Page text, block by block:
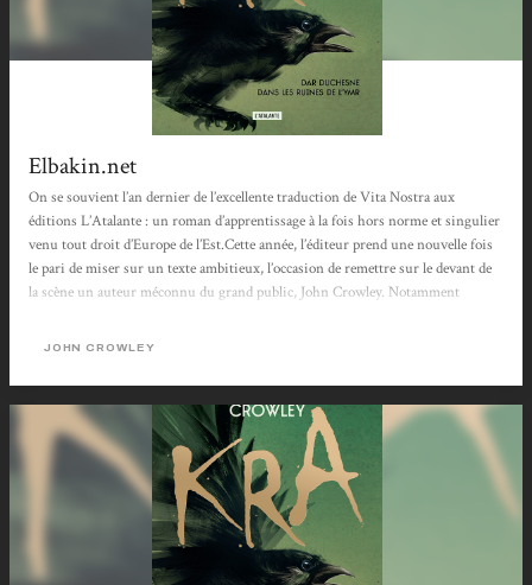
Elbakin.net
On se souvient l’an dernier de l’excellente traduction de Vita Nostra aux
éditions L’Atalante : un roman d’apprentissage à la fois hors norme et singulier
venu tout droit d’Europe de l’Est.Cette année, l’éditeur prend une nouvelle fois
le pari de miser sur un texte ambitieux, l’occasion de remettre sur le devant de
la scène un auteur méconnu du grand public, John Crowley. Notamment
le titre Le parlement des fées, toujours disponibles en format de poche chez
JOHN CROWLEY